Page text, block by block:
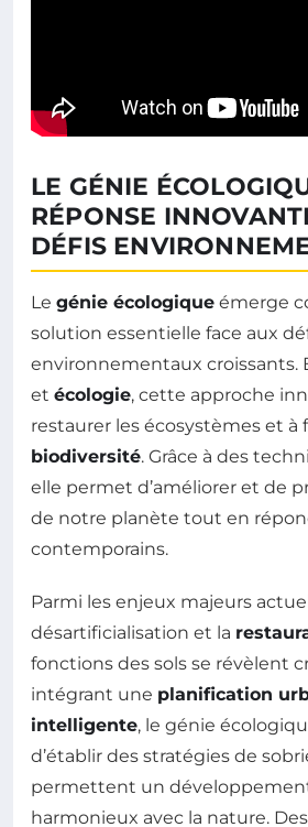
LE GÉNIE
RÉPONSE
DÉFIS
Le génie écologique émerge
solution essentielle face aux
environnementaux croissants.
et écologie, cette approche
restaurer les écosystèmes et à
biodiversité. Grâce à des
elle permet d’améliorer et de
de notre planète tout en
contemporains.
Parmi les enjeux majeurs
désartificialisation et la
fonctions des sols se révèlent
intégrant une planification
intelligente, le génie
d’établir des stratégies de
permettent un
harmonieux avec la nature.